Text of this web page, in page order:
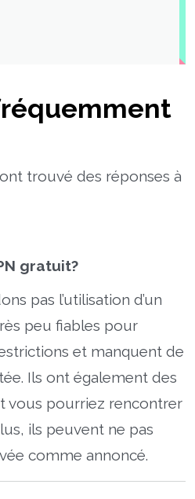
trouvé des réponses à
gratuit?
pas l’utilisation d’un
peu fiables pour
et manquent de
Ils ont également des
vous pourriez rencontrer
ils peuvent ne pas
comme annoncé.